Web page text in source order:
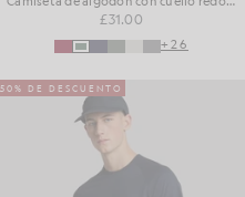
£31.00
+26
50% DE DESCUENTO